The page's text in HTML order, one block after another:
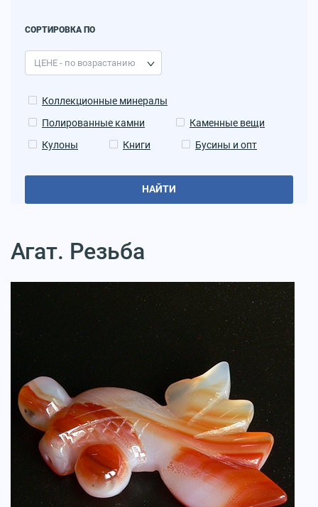
СОРТИРОВКА ПО
Коллекционные минералы
Полированные камни
Каменные вещи
Кулоны
Книги Бусины и опт
НАЙТИ
Агат. Резьба